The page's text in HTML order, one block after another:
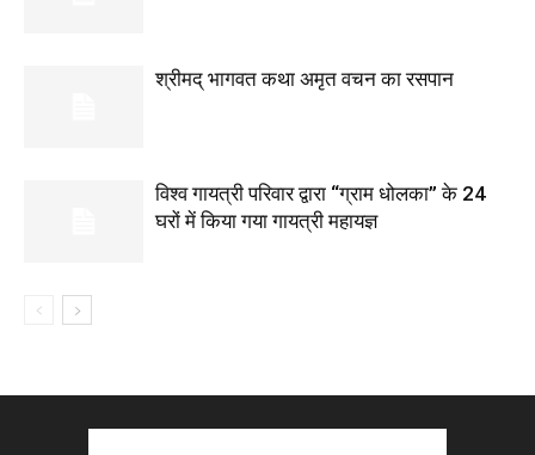
श्रीमद् भागवत कथा अमृत वचन का रसपान
विश्व गायत्री परिवार द्वारा “ग्राम धोलका” के 24
घरों में किया गया गायत्री महायज्ञ